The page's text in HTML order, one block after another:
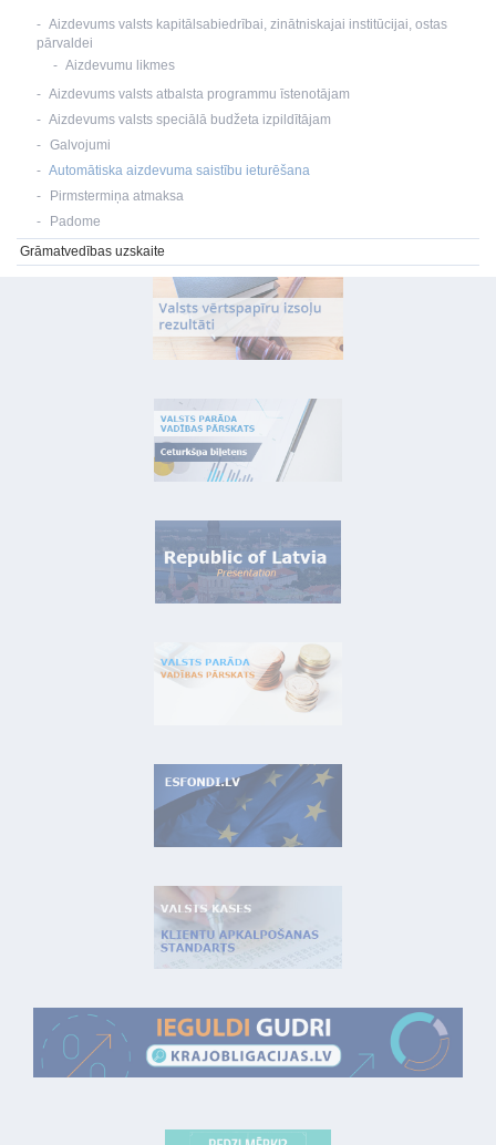
Aizdevums valsts kapitālsabiedrībai, zinātniskajai institūcijai, ostas
pārvaldei
Aizdevumu likmes
Aizdevums valsts atbalsta programmu īstenotājam
Aizdevums valsts speciālā budžeta izpildītājam
Galvojumi
Automātiska aizdevuma saistību ieturēšana
Pirmstermiņa atmaksa
Padome
Grāmatvedības uzskaite